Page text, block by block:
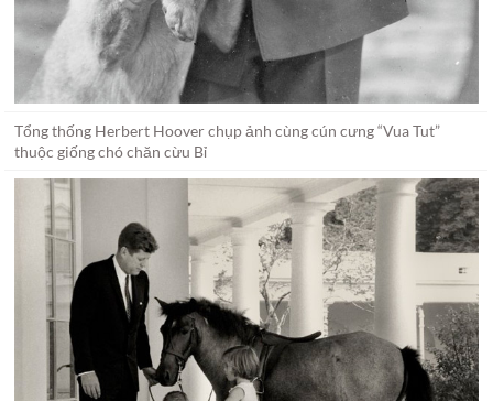
Tổng thống Herbert Hoover chụp ảnh cùng cún cưng “Vua Tut”
thuộc giống chó chăn cừu Bỉ